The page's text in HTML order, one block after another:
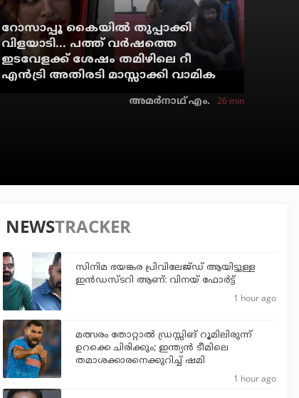
റോസാപ്പൂ കൈയില്‍ തുപ്പാക്കി
വിളയാടി... പത്ത് വര്‍ഷത്തെ
ഇടവേളക്ക് ശേഷം തമിഴിലെ റീ
എന്‍ട്രി അതിരടി മാസ്സാക്കി വാമിക
അമര്‍നാഥ് എം. 26 min
NEWSTRACKER
സിനിമ ഭയങ്കര പ്രിവിലേജ്ഡ് ആയിട്ടുള്ള
ഇൻഡസ്ടറി ആണ്: വിനയ് ഫോർട്ട്
1 hour ago
മത്സരം തോറ്റാല്‍ ഡ്രസ്സിങ് റൂമിലിരുന്ന്
ഉറക്കെ ചിരിക്കും; ഇന്ത്യന്‍ ടീമിലെ
തമാശക്കാരനെക്കുറിച്ച് ഷമി
1 hour ago